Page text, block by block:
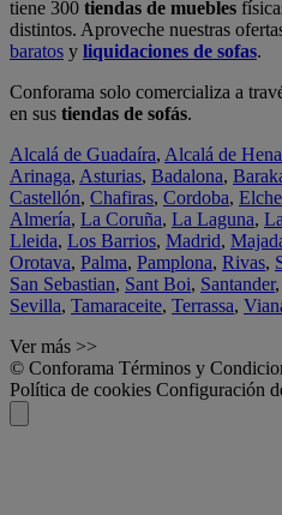
tiene 300 tiendas de muebles
distintos. Aproveche nuestras
baratos y liquidaciones de sofas.
Conforama solo comercializa a
en sus tiendas de sofás.
Alcalá de Guadaíra, Alcalá de
Arinaga, Asturias, Badalona,
Castellón, Chafiras, Cordoba, Elche
Almería, La Coruña, La Laguna,
Lleida, Los Barrios, Madrid,
Orotava, Palma, Pamplona, Rivas,
San Sebastian, Sant Boi, Santander,
Sevilla, Tamaraceite, Terrassa,
Ver más >>
© Conforama Términos y
Política de cookies Configuración